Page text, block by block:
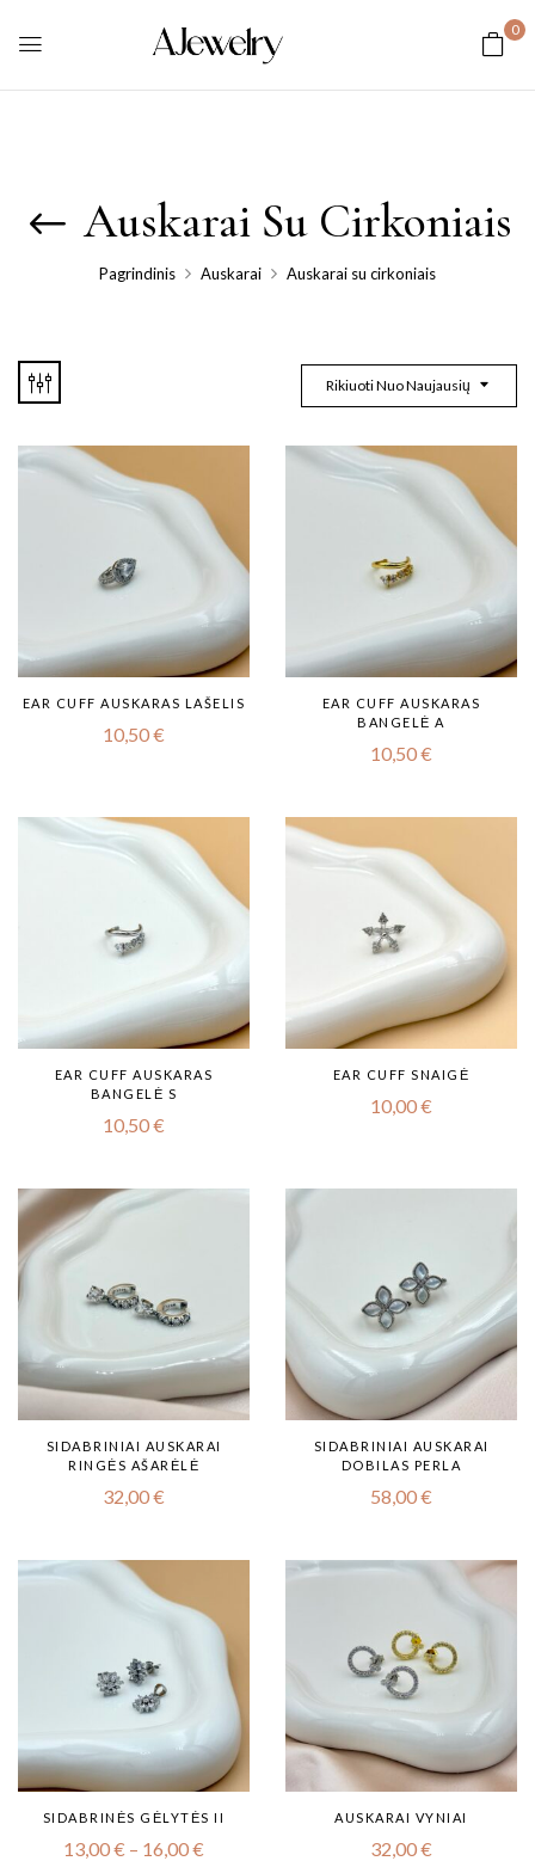
0
Auskarai Su Cirkoniais
Pagrindinis Auskarai Auskarai su cirkoniais
Rikiuoti Nuo Naujausių
EAR CUFF AUSKARAS LAŠELIS
10,50€
EAR CUFF AUSKARAS
BANGELĖ A
10,50€
EAR CUFF AUSKARAS
BANGELĖ S
10,50€
EAR CUFF SNAIGĖ
10,00€
SIDABRINIAI AUSKARAI
RINGĖS AŠARĖLĖ
32,00€
SIDABRINIAI AUSKARAI
DOBILAS PERLA
58,00€
SIDABRINĖS GĖLYTĖS II
13,00€ – 16,00€
AUSKARAI VYNIAI
32,00€